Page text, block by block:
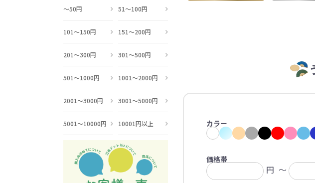
その他
あったかグッズ全般
靴下
お菓子・食品・飲料全般
きっと
スマホに役立つノベルティグッ
防犯・防災対策ノベルティ
～50円 51～100円
101～150円 151～200円
201～300円 301～500円
501～1000円 1001～2000円
2001～3000円 3001～5000円
5001～10000円 10001円以上 カラー
価格帯
円 ～